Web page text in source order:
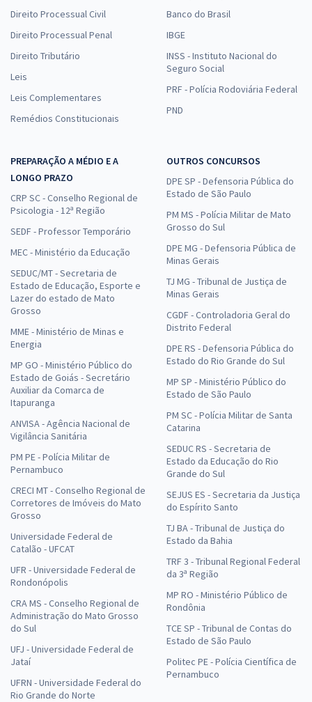
Direito Processual Civil
Direito Processual Penal
Direito Tributário
Leis
Leis Complementares
Remédios Constitucionais
Banco do Brasil
IBGE
INSS - Instituto Nacional do
Seguro Social
PRF - Polícia Rodoviária Federal
PND
PREPARAÇÃO A MÉDIO E A
LONGO PRAZO
CRP SC - Conselho Regional de
Psicologia - 12ª Região
SEDF - Professor Temporário
MEC - Ministério da Educação
SEDUC/MT - Secretaria de
Estado de Educação, Esporte e
Lazer do estado de Mato
Grosso
MME - Ministério de Minas e
Energia
MP GO - Ministério Público do
Estado de Goiás - Secretário
Auxiliar da Comarca de
Itapuranga
ANVISA - Agência Nacional de
Vigilância Sanitária
PM PE - Polícia Militar de
Pernambuco
CRECI MT - Conselho Regional de
Corretores de Imóveis do Mato
Grosso
Universidade Federal de
Catalão - UFCAT
UFR - Universidade Federal de
Rondonópolis
CRA MS - Conselho Regional de
Administração do Mato Grosso
do Sul
UFJ - Universidade Federal de
Jataí
UFRN - Universidade Federal do
Rio Grande do Norte
OUTROS CONCURSOS
DPE SP - Defensoria Pública do
Estado de São Paulo
PM MS - Polícia Militar de Mato
Grosso do Sul
DPE MG - Defensoria Pública de
Minas Gerais
TJ MG - Tribunal de Justiça de
Minas Gerais
CGDF - Controladoria Geral do
Distrito Federal
DPE RS - Defensoria Pública do
Estado do Rio Grande do Sul
MP SP - Ministério Público do
Estado de São Paulo
PM SC - Polícia Militar de Santa
Catarina
SEDUC RS - Secretaria de
Estado da Educação do Rio
Grande do Sul
SEJUS ES - Secretaria da Justiça
do Espírito Santo
TJ BA - Tribunal de Justiça do
Estado da Bahia
TRF 3 - Tribunal Regional Federal
da 3ª Região
MP RO - Ministério Público de
Rondônia
TCE SP - Tribunal de Contas do
Estado de São Paulo
Politec PE - Polícia Científica de
Pernambuco